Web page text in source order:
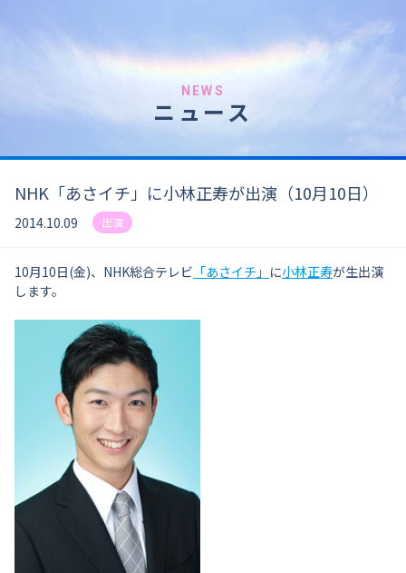
NEWS
ニュース
NHK「あさイチ」に小林正寿が出演（10月10日）
2014.10.09 出演
10月10日(金)、NHK総合テレビ 「あさイチ」 に小林正寿が生出演
します。